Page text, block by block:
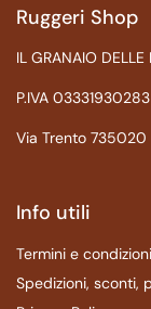
Ruggeri Shop
IL GRANAIO DELLE
P.IVA 03331930283
Via Trento 735020
Info utili
Termini e condizioni
Spedizioni, sconti,